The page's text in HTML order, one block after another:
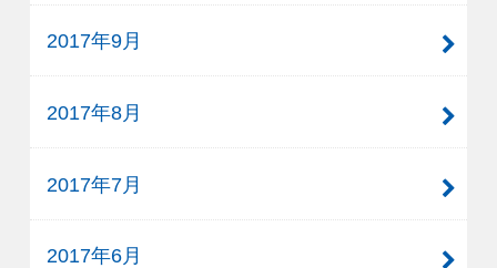
2017年9月
2017年8月
2017年7月
2017年6月